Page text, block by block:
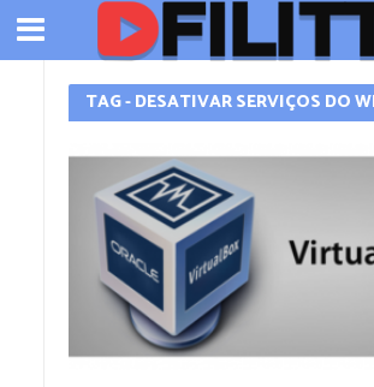
TAG - DESATIVAR SERVIÇOS DO